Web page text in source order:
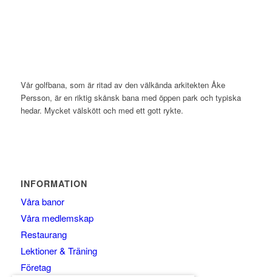
Vår golfbana, som är ritad av den välkända arkitekten Åke
Persson, är en riktig skånsk bana med öppen park och typiska
hedar. Mycket välskött och med ett gott rykte.
INFORMATION
Våra banor
Våra medlemskap
Restaurang
Lektioner & Träning
Företag